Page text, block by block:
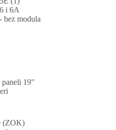
i 6A
bez modula
paneli 19"
(ZOK)